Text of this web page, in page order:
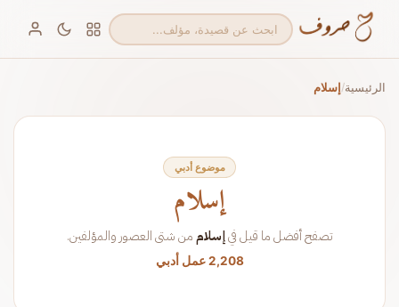
الرئيسية/إسلام
موضوع أدبي
إسلام
تصفح أفضل ما قيل فيإسلاممن شتى العصور والمؤلفين.
2,208 عمل أدبي